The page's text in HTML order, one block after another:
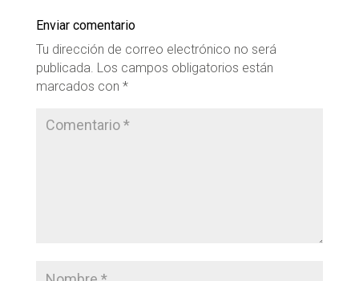
Enviar comentario
Tu dirección de correo electrónico no será
publicada. Los campos obligatorios están
marcados con *